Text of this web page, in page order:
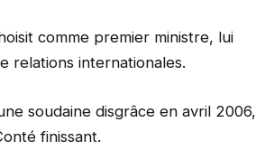
comme premier ministre, lui
relations internationales.
soudaine disgrâce en avril 2006,
finissant.